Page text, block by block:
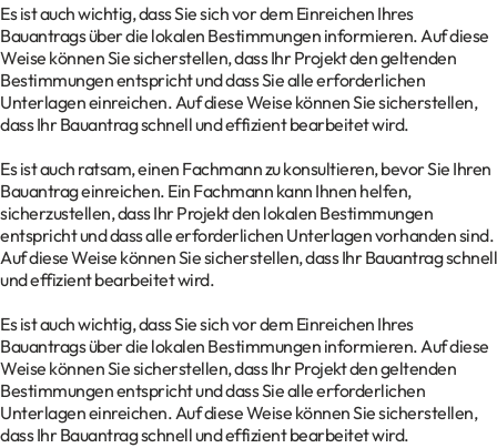
Es ist auch wichtig, dass Sie sich vor dem Einreichen Ihres
Bauantrags über die lokalen Bestimmungen informieren. Auf diese
Weise können Sie sicherstellen, dass Ihr Projekt den geltenden
Bestimmungen entspricht und dass Sie alle erforderlichen
Unterlagen einreichen. Auf diese Weise können Sie sicherstellen,
dass Ihr Bauantrag schnell und effizient bearbeitet wird.
Es ist auch ratsam, einen Fachmann zu konsultieren, bevor Sie Ihren
Bauantrag einreichen. Ein Fachmann kann Ihnen helfen,
sicherzustellen, dass Ihr Projekt den lokalen Bestimmungen
entspricht und dass alle erforderlichen Unterlagen vorhanden sind.
Auf diese Weise können Sie sicherstellen, dass Ihr Bauantrag schnell
und effizient bearbeitet wird.
Es ist auch wichtig, dass Sie sich vor dem Einreichen Ihres
Bauantrags über die lokalen Bestimmungen informieren. Auf diese
Weise können Sie sicherstellen, dass Ihr Projekt den geltenden
Bestimmungen entspricht und dass Sie alle erforderlichen
Unterlagen einreichen. Auf diese Weise können Sie sicherstellen,
dass Ihr Bauantrag schnell und effizient bearbeitet wird.